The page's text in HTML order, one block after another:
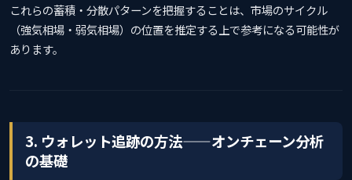
これらの蓄積・分散パターンを把握することは、市場のサイクル
（強気相場・弱気相場）の位置を推定する上で参考になる可能性が
あります。
3. ウォレット追跡の方法——オンチェーン分析
の基礎